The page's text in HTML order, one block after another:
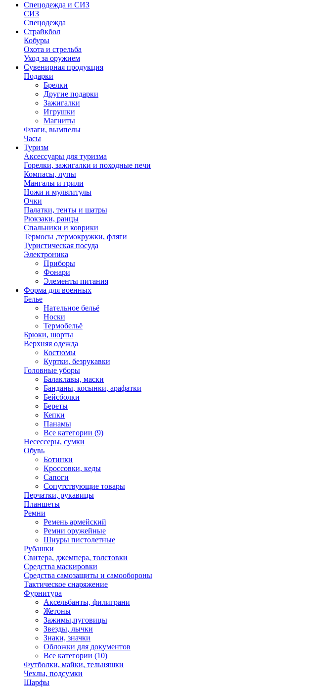
Спецодежда и СИЗ
СИЗ
Спецодежда
Страйкбол
Кобуры
Охота и стрельба
Уход за оружием
Сувенирная продукция
Подарки
Брелки
Другие подарки
Зажигалки
Игрушки
Магниты
Флаги, вымпелы
Часы
Туризм
Аксессуары для туризма
Горелки, зажигалки и походные печи
Компасы, лупы
Мангалы и грили
Ножи и мультитулы
Очки
Палатки, тенты и шатры
Рюкзаки, ранцы
Спальники и коврики
Термосы ,термокружки, фляги
Туристическая посуда
Электроника
Приборы
Фонари
Элементы питания
Форма для военных
Белье
Нательное бельё
Носки
Термобельё
Брюки, шорты
Верхняя одежда
Костюмы
Куртки, безрукавки
Головные уборы
Балаклавы, маски
Банданы, косынки, арафатки
Бейсболки
Береты
Кепки
Панамы
Все категории (9)
Несессеры, сумки
Обувь
Ботинки
Кроссовки, кеды
Сапоги
Сопутствующие товары
Перчатки, рукавицы
Планшеты
Ремни
Ремень армейский
Ремни оружейные
Шнуры пистолетные
Рубашки
Свитера, джемпера, толстовки
Средства маскировки
Средства самозащиты и самообороны
Тактическое снаряжение
Фурнитура
Аксельбанты, филиграни
Жетоны
Зажимы,пуговицы
Звезды, лычки
Знаки, значки
Обложки для документов
Все категории (10)
Футболки, майки, тельняшки
Чехлы, подсумки
Шарфы